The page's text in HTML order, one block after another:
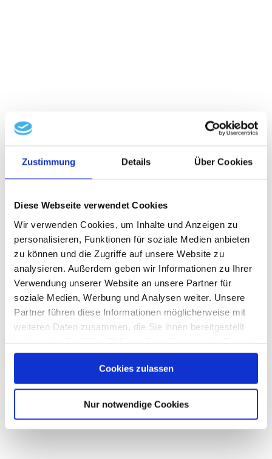
Zustimmung Details Über Cookies
Diese Webseite verwendet Cookies
Wir verwenden Cookies, um Inhalte und Anzeigen zu
personalisieren, Funktionen für soziale Medien anbieten
zu können und die Zugriffe auf unsere Website zu
analysieren. Außerdem geben wir Informationen zu Ihrer
Verwendung unserer Website an unsere Partner für
soziale Medien, Werbung und Analysen weiter. Unsere
Partner führen diese Informationen möglicherweise mit
weiteren Daten zusammen, die Sie ihnen bereitgestellt
gesammelt haben.
Cookies zulassen
Nur notwendige Cookies